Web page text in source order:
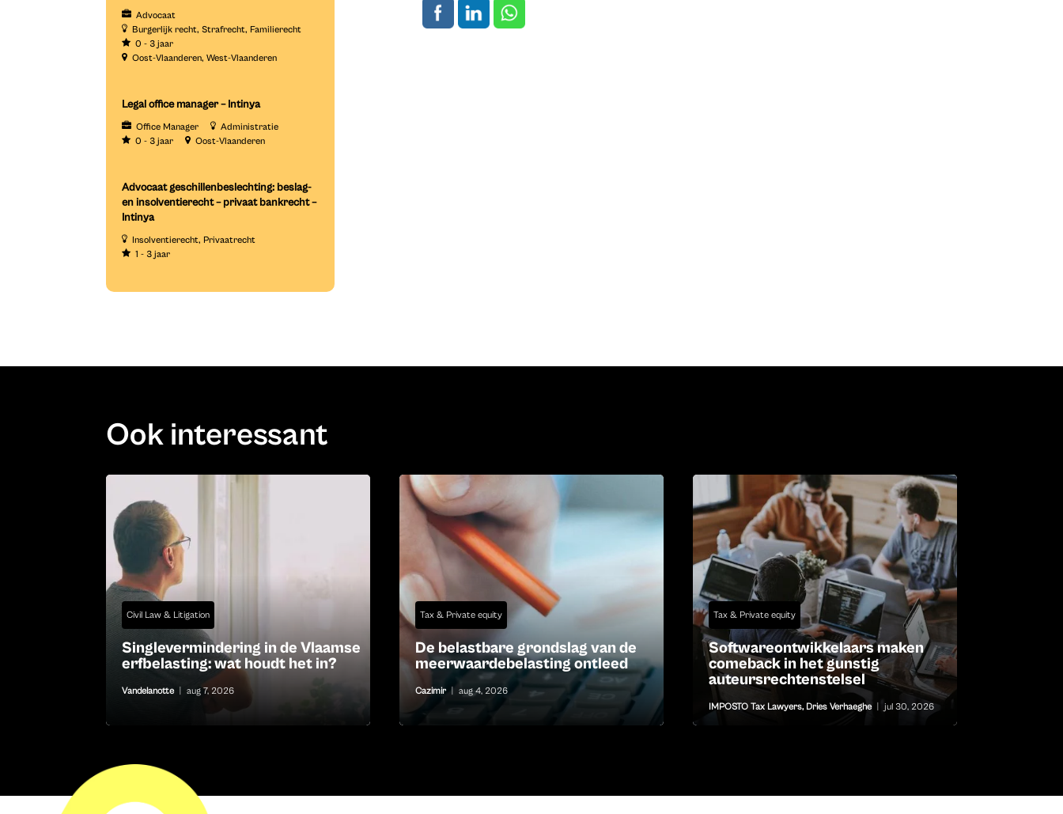
Advocaat
Burgerlijk recht Strafrecht Familierecht
0 - 3 jaar
Oost-Vlaanderen West-Vlaanderen
Legal office manager – Intinya
Office Manager
Administratie
0 - 3 jaar
Oost-Vlaanderen
Advocaat geschillenbeslechting: beslag-
en insolventierecht – privaat bankrecht –
Intinya
Insolventierecht Privaatrecht
1 - 3 jaar
Ook interessant
Civil Law & Litigation
Singlevermindering in de Vlaamse
erfbelasting: wat houdt het in?
Vandelanotte aug 7, 2026
Tax & Private equity
De belastbare grondslag van de
meerwaardebelasting ontleed
Cazimir aug 4, 2026
Tax & Private equity
Softwareontwikkelaars maken
comeback in het gunstig
auteursrechtenstelsel
IMPOSTO Tax Lawyers, Dries Verhaeghe jul 30, 2026